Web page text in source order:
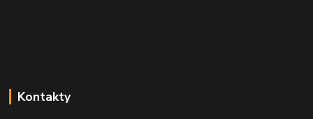
Kontakty